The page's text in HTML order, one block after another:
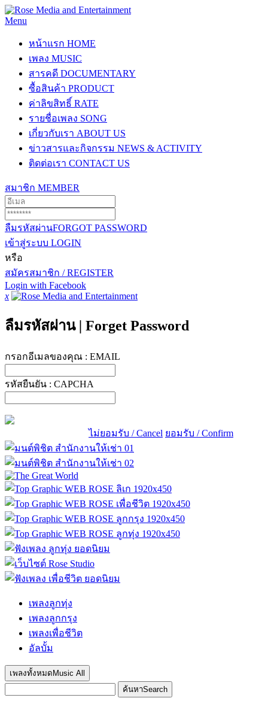
Menu
หน้าแรก HOME
เพลง MUSIC
สารคดี DOCUMENTARY
ซื้อสินค้า PRODUCT
ค่าลิขสิทธิ์ RATE
รายชื่อเพลง SONG
เกี่ยวกับเรา ABOUT US
ข่าวสารและกิจกรรม NEWS & ACTIVITY
ติดต่อเรา CONTACT US
สมาชิก MEMBER
ลืมรหัสผ่านFORGOT PASSWORD
เข้าสู่ระบบ LOGIN
หรือ
สมัครสมาชิก / REGISTER
Login with Facebook
x
ลืมรหัสผ่าน | Forget Password
กรอกอีเมลของคุณ : EMAIL
รหัสยืนยัน : CAPCHA
ไม่ยอมรับ / Cancel ยอมรับ / Confirm
เพลงลูกทุ่ง
เพลงลูกกรุง
เพลงเพื่อชีวิต
อัลบั้ม
เพลงทั้งหมด Music All
ค้นหาSearch